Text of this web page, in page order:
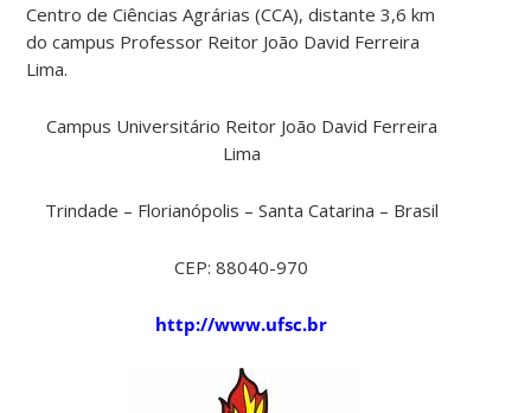
Centro de Ciências Agrárias (CCA), distante 3,6 km
do campus Professor Reitor João David Ferreira
Lima.
Campus Universitário Reitor João David Ferreira
Lima
Trindade – Florianópolis – Santa Catarina – Brasil
CEP: 88040-970
http://www.ufsc.br